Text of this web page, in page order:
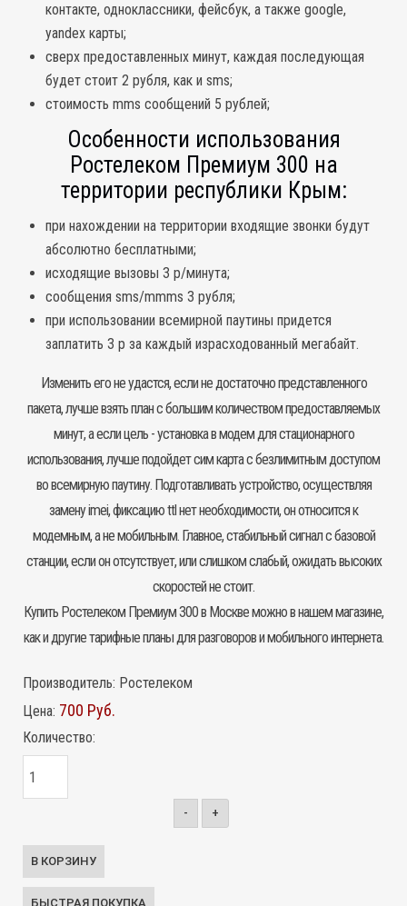
контакте, одноклассники, фейсбук, а также google,
yandex карты;
сверх предоставленных минут, каждая последующая
будет стоит 2 рубля, как и sms;
стоимость mms сообщений 5 рублей;
Особенности использования
Ростелеком Премиум 300 на
территории республики Крым:
при нахождении на территории входящие звонки будут
абсолютно бесплатными;
исходящие вызовы 3 р/минута;
сообщения sms/mmms 3 рубля;
при использовании всемирной паутины придется
заплатить 3 р за каждый израсходованный мегабайт.
Изменить его не удастся, если не достаточно представленного
пакета, лучше взять план с большим количеством предоставляемых
минут, а если цель - установка в модем для стационарного
использования, лучше подойдет сим карта с безлимитным доступом
во всемирную паутину. Подготавливать устройство, осуществляя
замену imei, фиксацию ttl нет необходимости, он относится к
модемным, а не мобильным. Главное, стабильный сигнал с базовой
станции, если он отсутствует, или слишком слабый, ожидать высоких
скоростей не стоит.
Купить Ростелеком Премиум 300 в Москве можно в нашем магазине,
как и другие тарифные планы для разговоров и мобильного интернета.
Производитель: Ростелеком
Цена: 700 Руб.
Количество:
- +